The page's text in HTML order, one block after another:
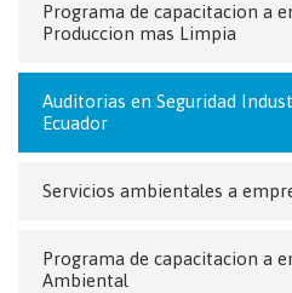
Programa de capacitacion a
Produccion mas Limpia
Auditorias en Seguridad
Ecuador
Servicios ambientales a
Programa de capacitacion a
Ambiental